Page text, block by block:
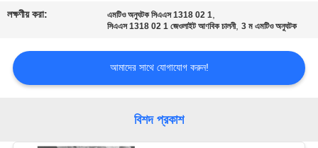
খবর
মামলা
লক্ষণীয় করা: এমটিও অনুঘটক সিএএস 1318 02 1,
সিএএস 1318 02 1 জেওলাইট আণবিক চালনী,3 ম এমটিও অনুঘটক
আমাদের সাথে যোগাযোগ করুন!
বিশদ প্রকাশ